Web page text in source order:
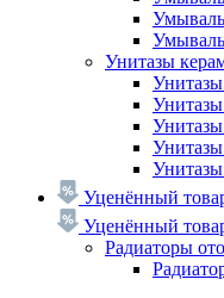
Унитазы
Уценённый
Уценённый
Радиаторы